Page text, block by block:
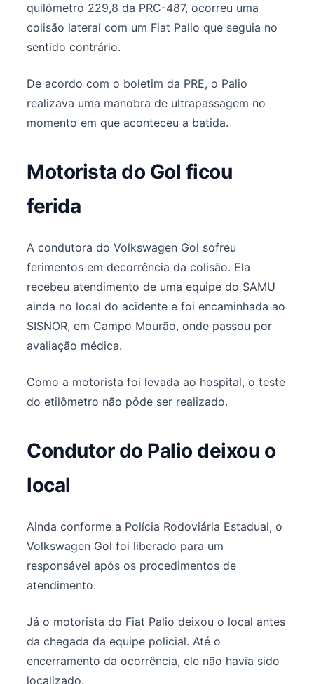
quilômetro 229,8 da PRC-487, ocorreu uma
colisão lateral com um Fiat Palio que seguia no
sentido contrário.
De acordo com o boletim da PRE, o Palio
realizava uma manobra de ultrapassagem no
momento em que aconteceu a batida.
Motorista do Gol ficou
ferida
A condutora do Volkswagen Gol sofreu
ferimentos em decorrência da colisão. Ela
recebeu atendimento de uma equipe do SAMU
ainda no local do acidente e foi encaminhada ao
SISNOR, em Campo Mourão, onde passou por
avaliação médica.
Como a motorista foi levada ao hospital, o teste
do etilômetro não pôde ser realizado.
Condutor do Palio deixou o
local
Ainda conforme a Polícia Rodoviária Estadual, o
Volkswagen Gol foi liberado para um
responsável após os procedimentos de
atendimento.
Já o motorista do Fiat Palio deixou o local antes
da chegada da equipe policial. Até o
encerramento da ocorrência, ele não havia sido
localizado.